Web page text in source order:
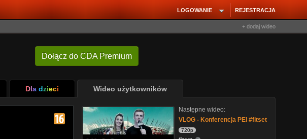
REJESTRACJA
LOGOWANIE
+ dodaj wideo
Dołącz do CDA Premium
Dla dzieci Wideo użytkowników
Następne wideo:
VLOG - Konferencja PEI #fitset
720p